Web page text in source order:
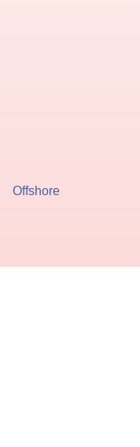
Offshore